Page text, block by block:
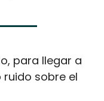
para llegar a
sobre el